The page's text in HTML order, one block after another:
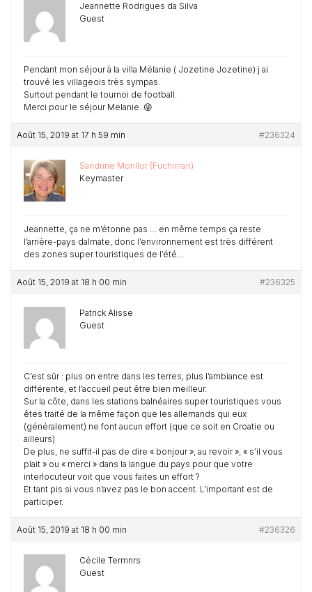
Jeannette Rodrigues da Silva
Guest
Pendant mon séjour à la villa Mélanie ( Jozetine Jozetine) j ai
trouvé les villageois très sympas.
Surtout pendant le tournoi de football.
Merci pour le séjour Melanie. 😜
Août 15, 2019 at 17 h 59 min #236324
Sandrine Monllor (Fuchinran)
Keymaster
Jeannette, ça ne m’étonne pas … en même temps ça reste
l’arrière-pays dalmate, donc l’environnement est très différent
des zones super touristiques de l’été…
Août 15, 2019 at 18 h 00 min #236325
Patrick Alisse
Guest
C’est sûr : plus on entre dans les terres, plus l’ambiance est
différente, et l’accueil peut être bien meilleur.
Sur la côte, dans les stations balnéaires super touristiques vous
êtes traité de la même façon que les allemands qui eux
(généralement) ne font aucun effort (que ce soit en Croatie ou
ailleurs)
De plus, ne suffit-il pas de dire « bonjour », au revoir », « s’il vous
plait » ou « merci » dans la langue du pays pour que votre
interlocuteur voit que vous faites un effort ?
Et tant pis si vous n’avez pas le bon accent. L’important est de
participer.
Août 15, 2019 at 18 h 00 min #236326
Cécile Termnrs
Guest